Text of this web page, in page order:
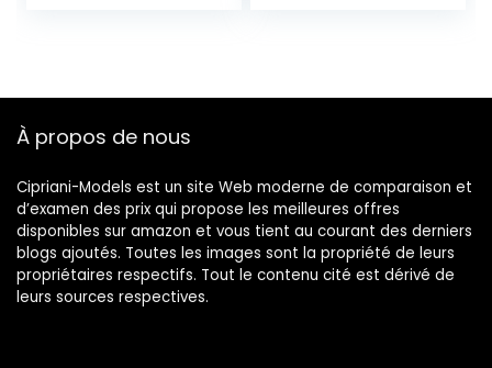
À propos de nous
Cipriani-Models est un site Web moderne de comparaison et
d’examen des prix qui propose les meilleures offres
disponibles sur amazon et vous tient au courant des derniers
blogs ajoutés. Toutes les images sont la propriété de leurs
propriétaires respectifs. Tout le contenu cité est dérivé de
leurs sources respectives.